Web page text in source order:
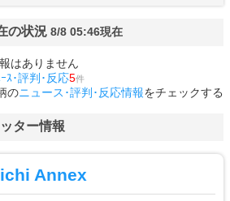
の状況 8/8 05:46現在
はありません
ｽ･評判･反応5件
のニュース･評判･反応情報をチェックする
ター情報
Annex